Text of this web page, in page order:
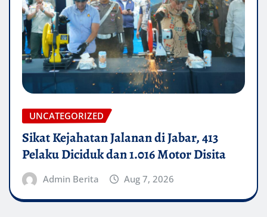
UNCATEGORIZED
Sikat Kejahatan Jalanan di Jabar, 413
Pelaku Diciduk dan 1.016 Motor Disita
Admin Berita Aug 7, 2026